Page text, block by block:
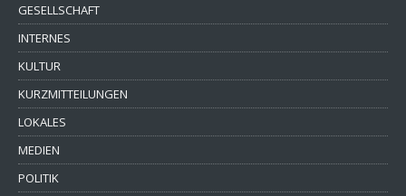
GESELLSCHAFT
INTERNES
KULTUR
KURZMITTEILUNGEN
LOKALES
MEDIEN
POLITIK